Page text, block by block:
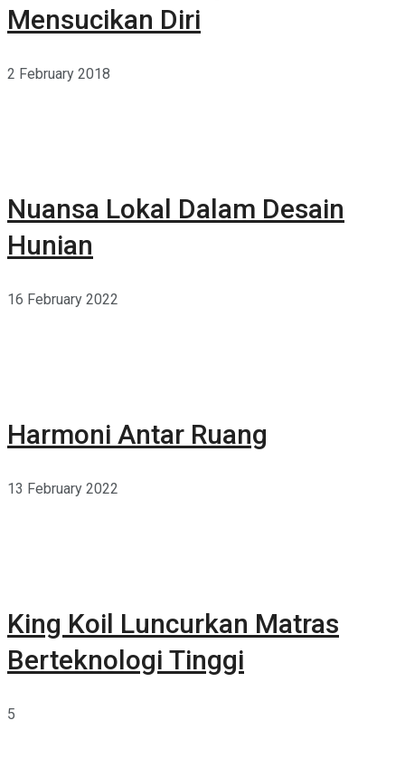
Mensucikan Diri
2 February 2018
Nuansa Lokal Dalam Desain
Hunian
16 February 2022
Harmoni Antar Ruang
13 February 2022
King Koil Luncurkan Matras
Berteknologi Tinggi
5